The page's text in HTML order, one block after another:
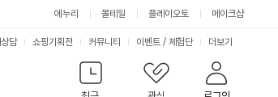
에누리 몰테일 플레이오토
메이크샵
담 쇼핑기획전 커뮤니티 이벤트 / 체험단 서
비
더보기